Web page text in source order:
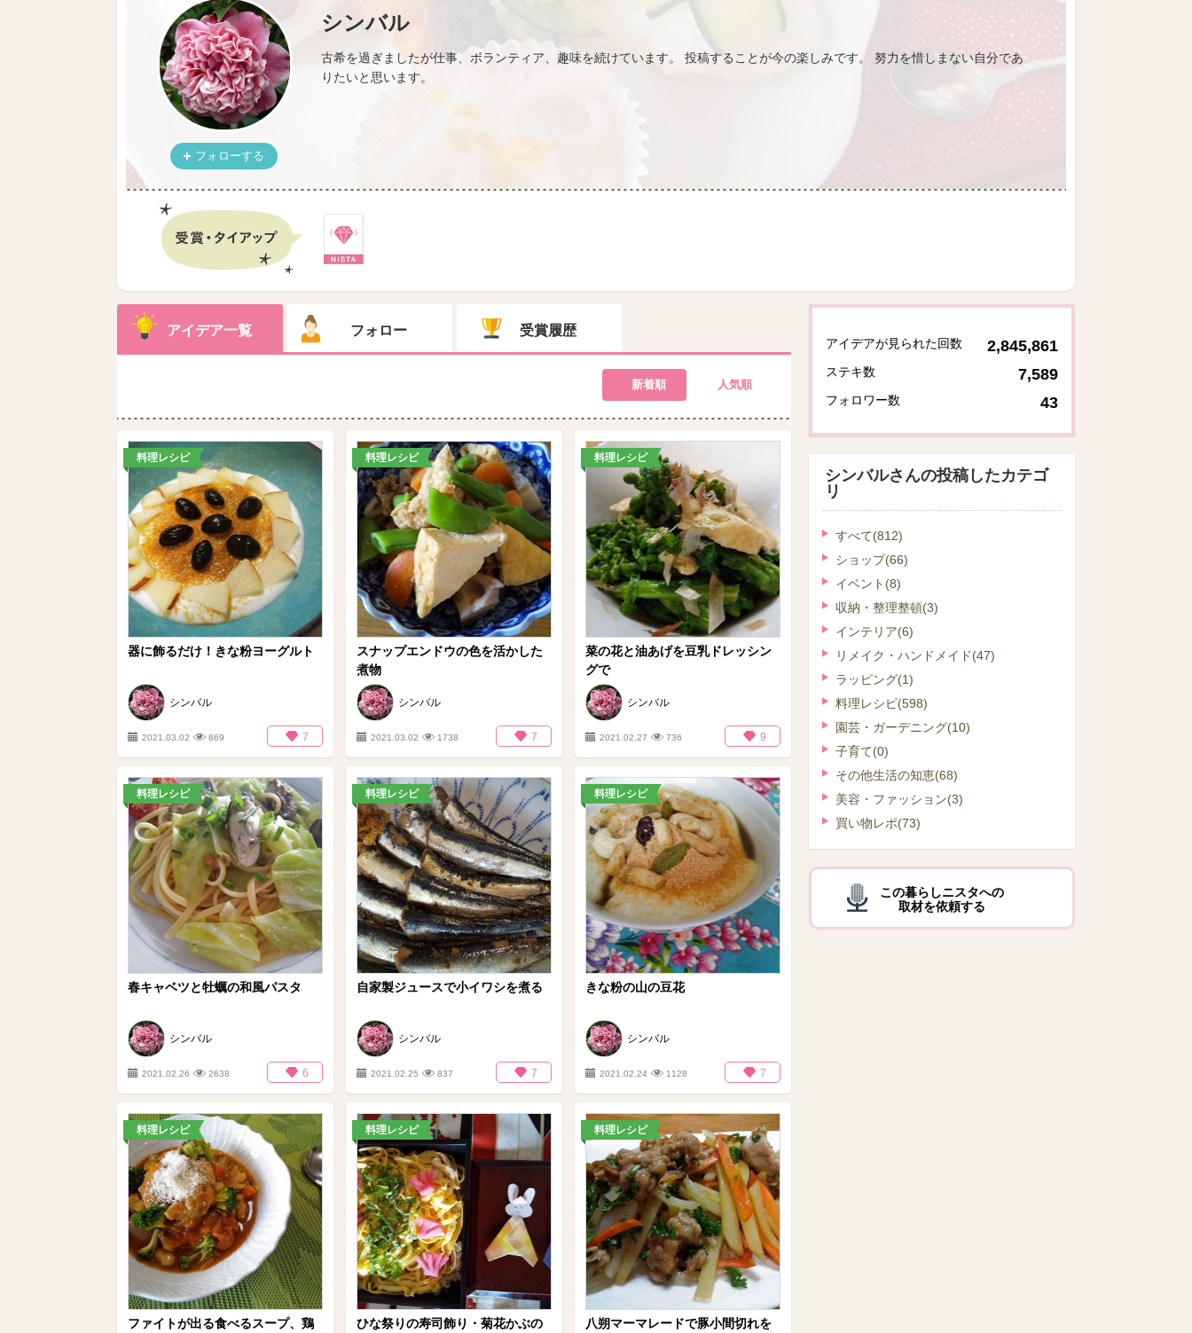
シンバル
古希を過ぎましたが仕事、ボランティア、趣味を続けています。 投稿することが今の楽しみです。 努力を惜しまない自分であ
りたいと思います。
フォローする
アイデア一覧 フォロー 受賞履歴
新着順 人気順
料理レシピ
器に飾るだけ！きな粉ヨーグルト
シンバル
2021.03.02 869 7
料理レシピ
スナップエンドウの色を活かした
煮物
シンバル
2021.03.02 1738 7
料理レシピ
菜の花と油あげを豆乳ドレッシン
グで
シンバル
2021.02.27 736 9
料理レシピ
春キャベツと牡蠣の和風パスタ
シンバル
2021.02.26 2638 6
料理レシピ
自家製ジュースで小イワシを煮る
シンバル
2021.02.25 837 7
料理レシピ
きな粉の山の豆花
シンバル
2021.02.24 1128 7
料理レシピ
ファイトが出る食べるスープ、鶏
料理レシピ
ひな祭りの寿司飾り・菊花かぶの
料理レシピ
八朔マーマレードで豚小間切れを
アイデアが見られた回数 2,845,861
ステキ数 7,589
フォロワー数 43
シンバルさんの投稿したカテゴ
リ
すべて(812)
ショップ(66)
イベント (8)
収納・整理整頓(3)
インテリア(6)
リメイク・ハンドメイド(47)
ラッピング(1)
料理レシピ(598)
園芸・ガーデニング(10)
子育て(0)
その他生活の知恵(68)
美容・ファッション(3)
買い物レポ(73)
この暮らしニスタへの
取材を依頼する